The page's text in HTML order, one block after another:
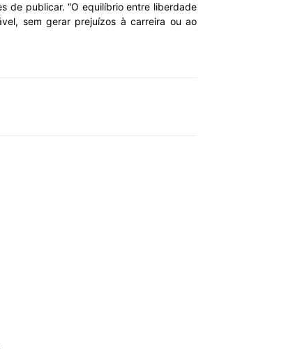
de publicar. “O equilíbrio entre liberdade
sem gerar prejuízos à carreira ou ao